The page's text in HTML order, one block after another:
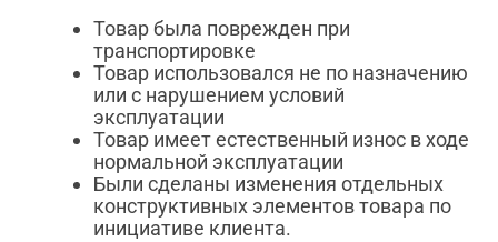
Товар была поврежден при
транспортировке
Товар использовался не по назначению
или с нарушением условий
эксплуатации
Товар имеет естественный износ в ходе
нормальной эксплуатации
Были сделаны изменения отдельных
конструктивных элементов товара по
инициативе клиента.